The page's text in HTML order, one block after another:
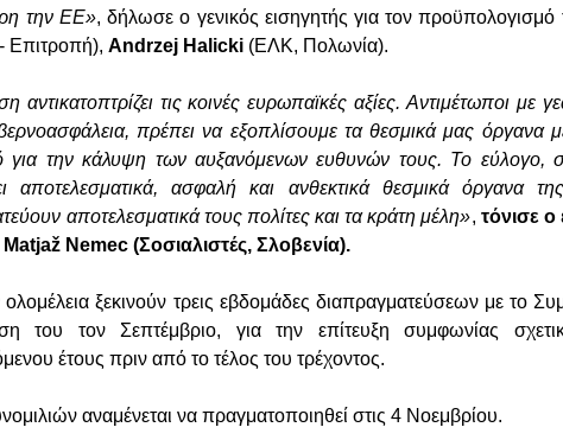
την ΕΕ», δήλωσε ο γενικός εισηγητής για τον προϋπολογισμό
Επιτροπή), Andrzej Halicki (ΕΛΚ, Πολωνία).
τις κοινές ευρωπαϊκές αξίες. Αντιμέτωποι με
πρέπει να εξοπλίσουμε τα θεσμικά μας όργανα
την κάλυψη των αυξανόμενων ευθυνών τους. Το εύλογο,
αποτελεσματικά, ασφαλή και ανθεκτικά θεσμικά όργανα
αποτελεσματικά τους πολίτες και τα κράτη μέλη», τόνισε ο
Nemec (Σοσιαλιστές, Σλοβενία).
ξεκινούν τρεις εβδομάδες διαπραγματεύσεων με το
του τον Σεπτέμβριο, για την επίτευξη συμφωνίας
έτους πριν από το τέλος του τρέχοντος.
αναμένεται να πραγματοποιηθεί στις 4 Νοεμβρίου.